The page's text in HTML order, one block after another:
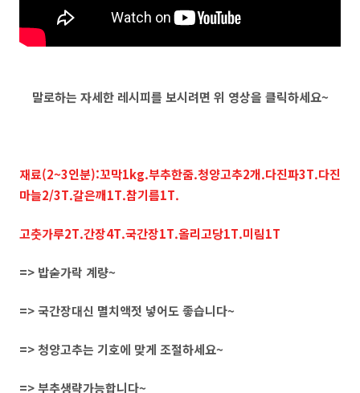
말로하는 자세한 레시피를 보시려면 위 영상을 클릭하세요~
재료(2~3인분):꼬막1kg.부추한줌.청양고추2개.다진파3T.다진
마늘2/3T.갈은깨1T.참기름1T.
고춧가루2T.간장4T.국간장1T.올리고당1T.미림1T
=> 밥숟가락 계량~
=> 국간장대신 멸치액젓 넣어도 좋습니다~
=> 청양고추는 기호에 맞게 조절하세요~
=> 부추생략가능합니다~